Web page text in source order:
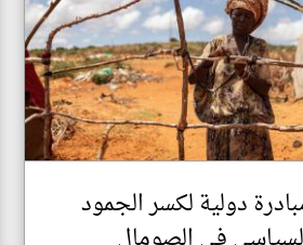
دولية لكسر الجمود